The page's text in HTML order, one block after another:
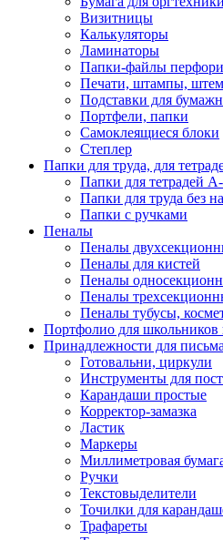
Визитницы
Калькуляторы
Ламинаторы
Папки-файлы
Печати, штампы,
Подставки для
Портфели, папки
Самоклеящиеся блоки
Степлер
Папки для труда, для
Папки для тетрадей
Папки для труда без
Папки с ручками
Пеналы
Пеналы
Пеналы для кистей
Пеналы
Пеналы
Пеналы тубусы,
Портфолио для школьников
Принадлежности для
Готовальни, циркули
Инструменты для
Карандаши простые
Корректор-замазка
Ластик
Маркеры
Миллиметровая
Ручки
Текстовыделители
Точилки для
Трафареты